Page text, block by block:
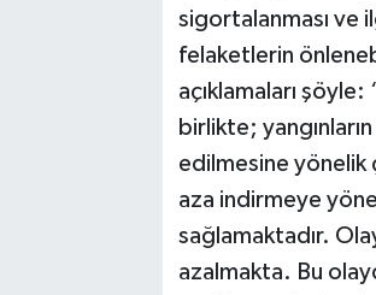
sigortalanması ve
felaketlerin
açıklamaları
birlikte;
edilmesine yönelik
aza indirmeye
sağlamaktadır.
azalmakta. Bu